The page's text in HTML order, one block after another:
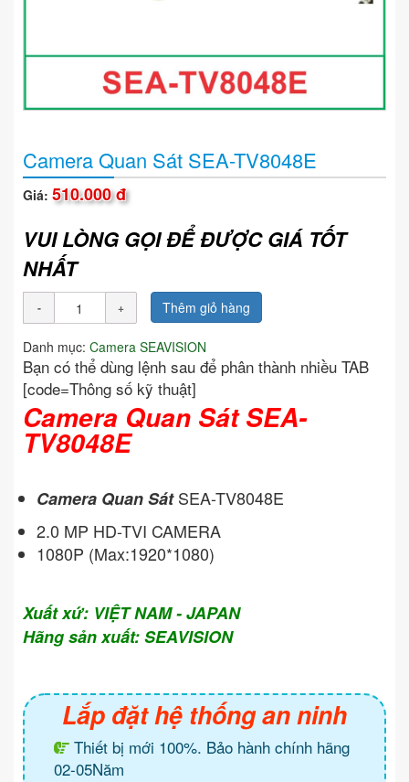
Camera Quan Sát SEA-TV8048E
Giá: 510.000 đ
VUI LÒNG GỌI ĐỂ ĐƯỢC GIÁ TỐT
NHẤT
Thêm giỏ hàng
Danh mục: Camera SEAVISION
Bạn có thể dùng lệnh sau để phân thành nhiều TAB
[code=Thông số kỹ thuật]
Camera Quan Sát SEA-
TV8048E
Camera Quan SátSEA-TV8048E
2.0 MP HD-TVI CAMERA
1080P (Max:1920*1080)
Xuất xứ: VIỆT NAM - JAPAN
Hãng sản xuất: SEAVISION
Lắp đặt hệ thống an ninh
Thiết bị mới 100%. Bảo hành chính hãng
02-05Năm